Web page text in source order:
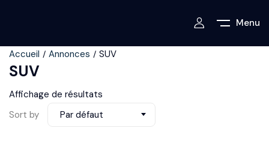
Menu
Accueil Annonces SUV
SUV
Affichage de résultats
Sort by
Par défaut